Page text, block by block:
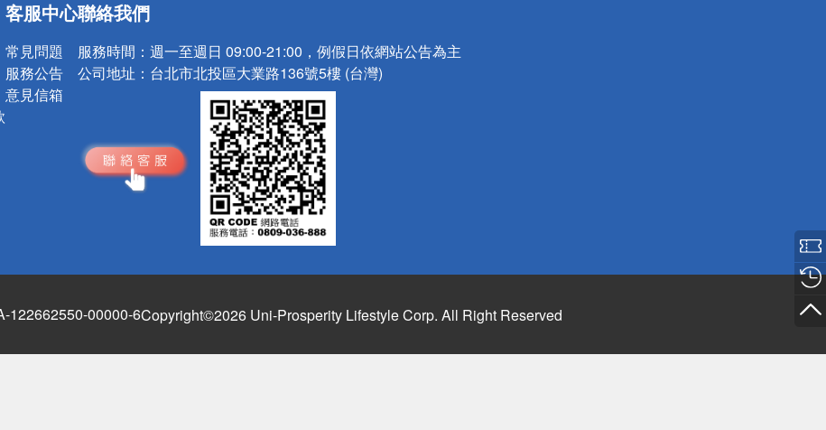
請小心！
客服中心
常見問題
服務公告
意見信箱
聯絡我們
服務時間： 週一至週日 09:00-21:00，例假日依網站公告為主
公司地址： 台北市北投區大業路136號5樓 (台灣)
122662550-00000-6Copyright©2026 Uni-Prosperity Lifestyle Corp. All Right Reserved